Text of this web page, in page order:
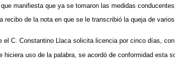
manifiesta que ya se tomaron las medidas
de la nota en que se le transcribió la queja de
el C. Constantino Llaca solicita licencia por cinco días,
uso de la palabra, se acordó de conformidad esta